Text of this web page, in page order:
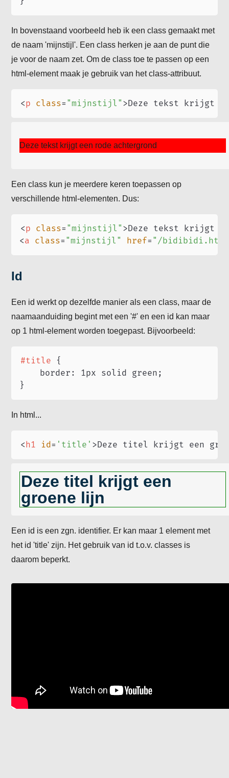
In bovenstaand voorbeeld heb ik een class gemaakt met
de naam 'mijnstijl'. Een class herken je aan de punt die
je voor de naam zet. Om de class toe te passen op een
html-element maak je gebruik van het class-attribuut.
<p class= "mijnstijl " >Deze tekst krijgt
Deze tekst krijgt een rode achtergrond
Een class kun je meerdere keren toepassen op
verschillende html-elementen. Dus:
<p class= "mijnstijl " >Deze tekst krijgt
<a class= "mijnstijl " href= " /bidibidi.html
Id
Een id werkt op dezelfde manier als een class, maar de
naamaanduiding begint met een '#' en een id kan maar
op 1 html-element worden toegepast. Bijvoorbeeld:
#title
{
border : 1px solid green ;
}
In html...
<h1 id= ' title ' >Deze titel krijgt een
Deze titel krijgt een
groene lijn
Een id is een zgn. identifier. Er kan maar 1 element met
het id 'title' zijn. Het gebruik van id t.o.v. classes is
daarom beperkt.